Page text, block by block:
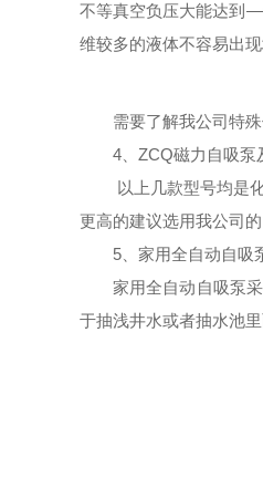
不等真空负压大能达到
维较多的液体不容易出现
需要了解我公司特
4、ZCQ磁力自吸泵
以上几款型号均是
更高的建议选用我公司的
5、家用全自动自吸
家用全自动自吸泵
于抽浅井水或者抽水池